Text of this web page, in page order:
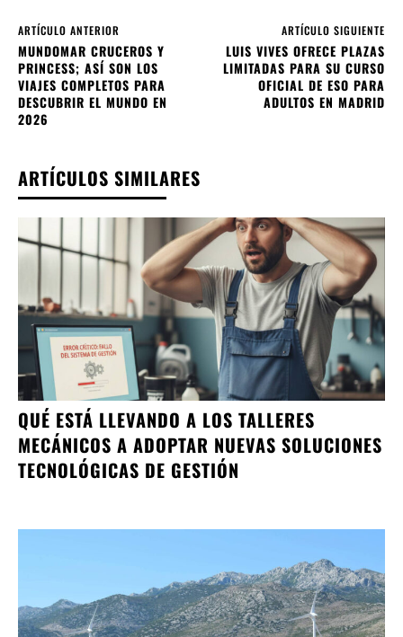
ARTÍCULO ANTERIOR
MUNDOMAR CRUCEROS Y
PRINCESS; ASÍ SON LOS
VIAJES COMPLETOS PARA
DESCUBRIR EL MUNDO EN
2026
ARTÍCULO SIGUIENTE
LUIS VIVES OFRECE PLAZAS
LIMITADAS PARA SU CURSO
OFICIAL DE ESO PARA
ADULTOS EN MADRID
ARTÍCULOS SIMILARES
QUÉ ESTÁ LLEVANDO A LOS TALLERES
MECÁNICOS A ADOPTAR NUEVAS SOLUCIONES
TECNOLÓGICAS DE GESTIÓN